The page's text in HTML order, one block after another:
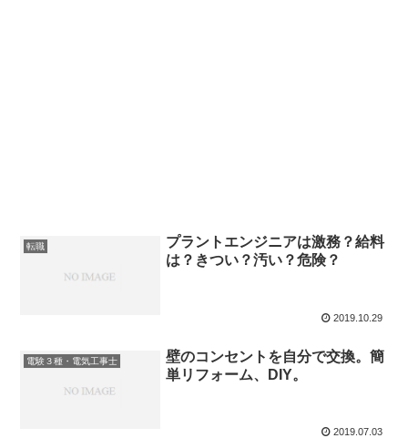
転職
プラントエンジニアは激務？給料
は？きつい？汚い？危険？
2019.10.29
電験３種・電気工事士
壁のコンセントを自分で交換。簡
単リフォーム、DIY。
2019.07.03